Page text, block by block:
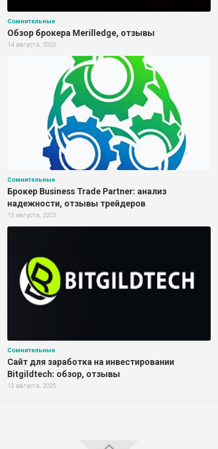
Сомнительные
Обзор брокера Merilledge, отзывы
14 августа, 2025
Сомнительные
Брокер Business Trade Partner: анализ
надежности, отзывы трейдеров
13 августа, 2025
Сомнительные
Сайт для заработка на инвестировании
Bitgildtech: обзор, отзывы
13 августа, 2025